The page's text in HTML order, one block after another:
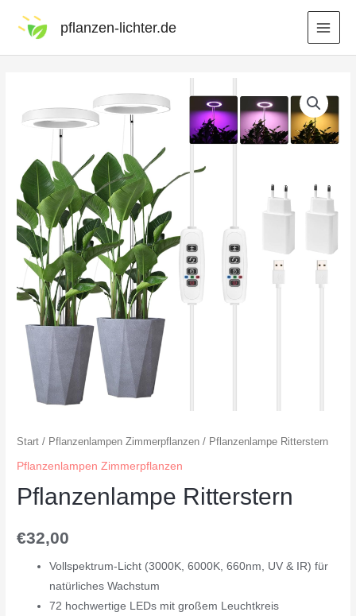
pflanzen-lichter.de
Start / Pflanzenlampen Zimmerpflanzen / Pflanzenlampe Ritterstern
Pflanzenlampen Zimmerpflanzen
Pflanzenlampe Ritterstern
€32,00
Vollspektrum-Licht (3000K, 6000K, 660nm, UV & IR) für
natürliches Wachstum
72 hochwertige LEDs mit großem Leuchtkreis